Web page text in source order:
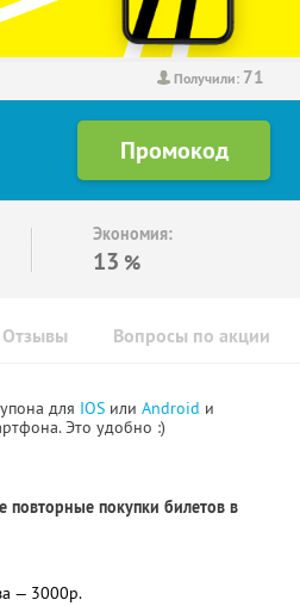
Получили: 71
Экономия:
13 %
Отзывы Вопросы по акции
для IOS или Android и
Это удобно :)
повторные покупки билетов в
— 3000р.